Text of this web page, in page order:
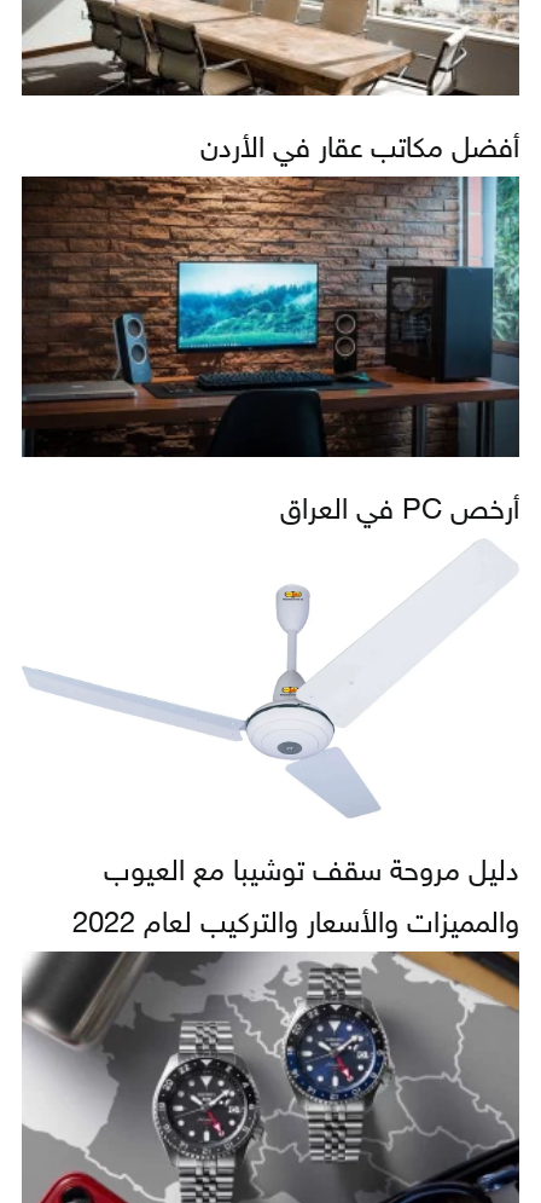
أفضل مكاتب عقار في الأردن
أرخص PC في العراق
دليل مروحة سقف توشيبا مع العيوب
والمميزات والأسعار والتركيب لعام 2022